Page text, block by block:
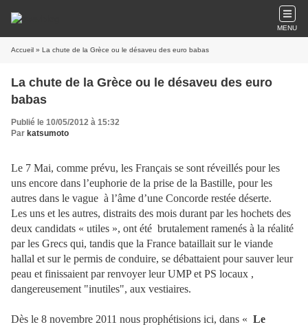
MENU
Accueil » La chute de la Grèce ou le désaveu des euro babas
La chute de la Grèce ou le désaveu des euro
babas
Publié le 10/05/2012 à 15:32
Par katsumoto
Le 7 Mai, comme prévu, les Français se sont réveillés pour les
uns encore dans l’euphorie de la prise de la Bastille, pour les
autres dans le vague à l’âme d’une Concorde restée déserte.
Les uns et les autres, distraits des mois durant par les hochets des
deux candidats « utiles », ont été brutalement ramenés à la réalité
par les Grecs qui, tandis que la France bataillait sur le viande
hallal et sur le permis de conduire, se débattaient pour sauver leur
peau et finissaient par renvoyer leur UMP et PS locaux ,
dangereusement "inutiles", aux vestiaires.
Dès le 8 novembre 2011 nous prophétisions ici, dans « Le